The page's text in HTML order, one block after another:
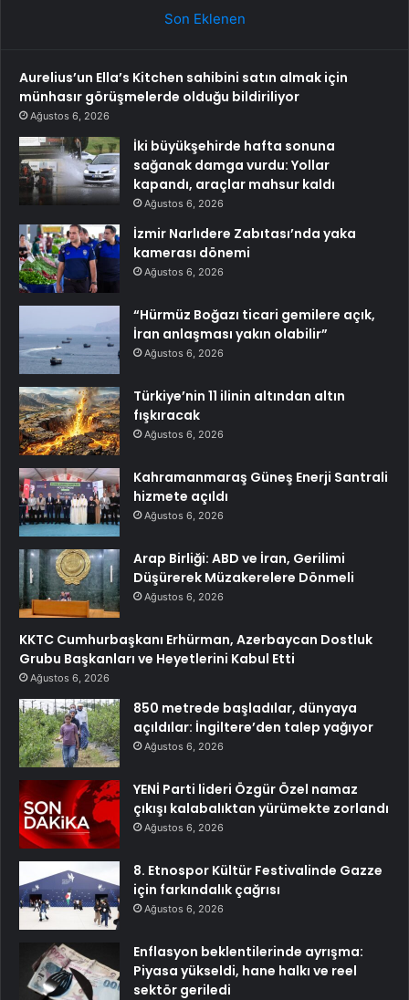
Son Eklenen
Aurelius’un Ella’s Kitchen sahibini satın almak için
münhasır görüşmelerde olduğu bildiriliyor
Ağustos 6, 2026
İki büyükşehirde hafta sonuna
sağanak damga vurdu: Yollar
kapandı, araçlar mahsur kaldı
Ağustos 6, 2026
İzmir Narlıdere Zabıtası’nda yaka
kamerası dönemi
Ağustos 6, 2026
“Hürmüz Boğazı ticari gemilere açık,
İran anlaşması yakın olabilir”
Ağustos 6, 2026
Türkiye’nin 11 ilinin altından altın
fışkıracak
Ağustos 6, 2026
Kahramanmaraş Güneş Enerji Santrali
hizmete açıldı
Ağustos 6, 2026
Arap Birliği: ABD ve İran, Gerilimi
Düşürerek Müzakerelere Dönmeli
Ağustos 6, 2026
KKTC Cumhurbaşkanı Erhürman, Azerbaycan Dostluk
Grubu Başkanları ve Heyetlerini Kabul Etti
Ağustos 6, 2026
850 metrede başladılar, dünyaya
açıldılar: İngiltere’den talep yağıyor
Ağustos 6, 2026
YENİ Parti lideri Özgür Özel namaz
çıkışı kalabalıktan yürümekte zorlandı
Ağustos 6, 2026
8. Etnospor Kültür Festivalinde Gazze
için farkındalık çağrısı
Ağustos 6, 2026
Enflasyon beklentilerinde ayrışma:
Piyasa yükseldi, hane halkı ve reel
sektör geriledi